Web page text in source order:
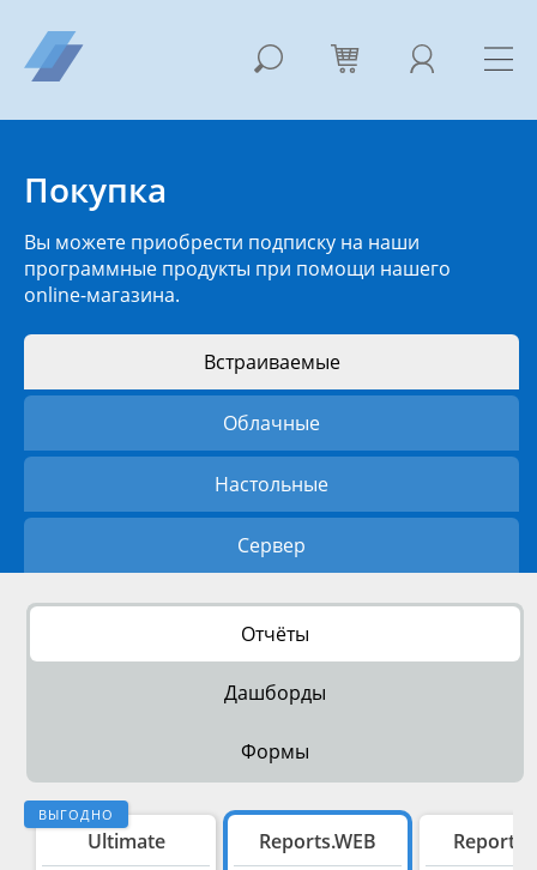
Покупка
Вы можете приобрести подписку на наши
программные продукты при помощи нашего
online-магазина.
Встраиваемые
Облачные
Настольные
Сервер
Отчёты
Дашборды
Формы
ВЫГОДНО
Ultimate Reports.WEB